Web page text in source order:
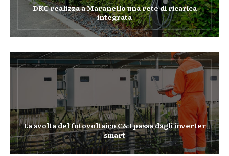
DKC realizza a Maranello una rete di ricarica
integrata
La svolta del fotovoltaico C&I passa dagli inverter
smart